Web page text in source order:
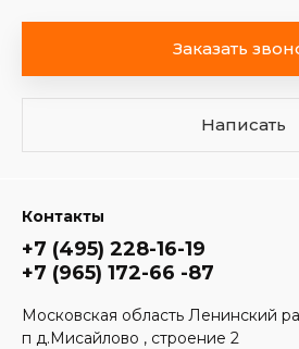
Заказать
Написать
Контакты
+7 (495) 228-16-19
+7 (965) 172-66 -87
Московская область Ленинский
п д.Мисайлово , строение 2